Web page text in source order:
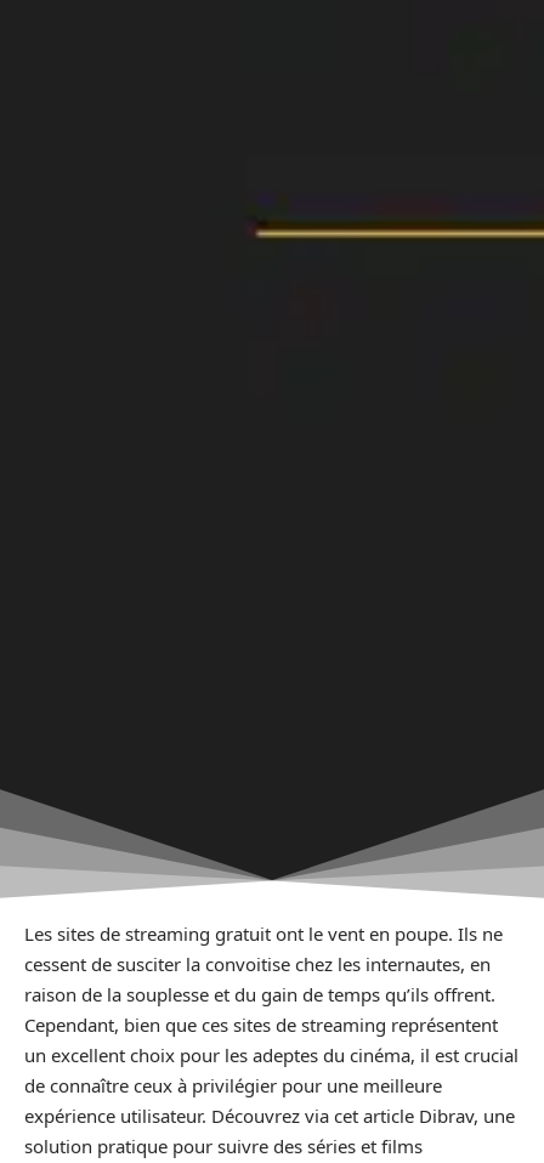
Les sites de streaming gratuit ont le vent en poupe. Ils ne
cessent de susciter la convoitise chez les internautes, en
raison de la souplesse et du gain de temps qu’ils offrent.
Cependant, bien que ces sites de streaming représentent
un excellent choix pour les adeptes du cinéma, il est crucial
de connaître ceux à privilégier pour une meilleure
expérience utilisateur. Découvrez via cet article Dibrav, une
solution pratique pour suivre des séries et films